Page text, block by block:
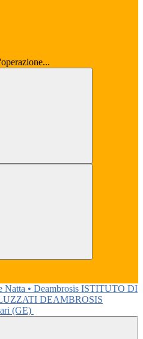
ISTITUTO DI
DEAMBROSIS
(GE)